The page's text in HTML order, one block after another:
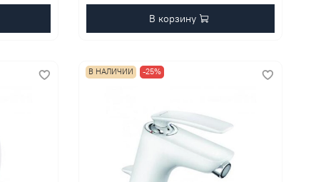
В корзину
В НАЛИЧИИ -25%